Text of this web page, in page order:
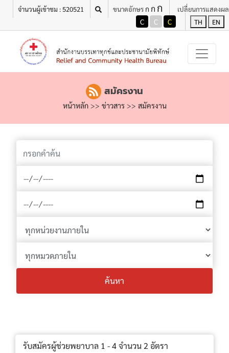
จำนวนผู้เข้าชม : 520521 ขนาดอักษรก ก ก เปลี่ยนการแสดงผล
C C C TH EN
เมนู
สมัครงาน
หน้าหลัก >> ข่าวสาร >> สมัครงาน
ค้นหา
รับสมัครผู้ช่วยพยาบาล 1 - 4 จำนวน 2 อัตรา